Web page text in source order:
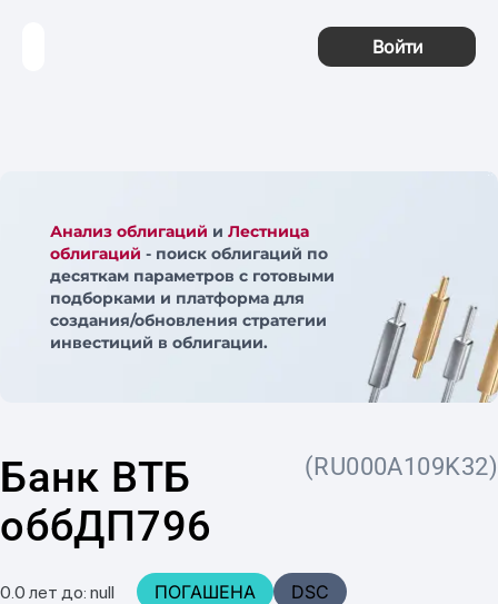
Войти
Анализ облигаций и Лестница
облигаций - поиск облигаций по
десяткам параметров с готовыми
подборками и платформа для
создания/обновления стратегии
инвестиций в облигации.
Банк ВТБ
оббДП796
(RU000A109K32)
0.0 лет до: null ПОГАШЕНА DSC